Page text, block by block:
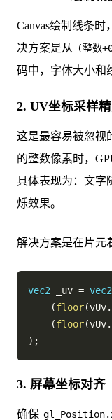
Canvas绘制线条
决方案是从
(整数
码中，字体大小和
2. UV坐标采样
这是最容易被忽视
的整数像素时，
具体表现为：文字
烁效果。
解决方案是在片元
vec2 _uv = vec2
(floor(vUv.
(floor(vUv.
) ;
3. 屏幕坐标对齐
确保